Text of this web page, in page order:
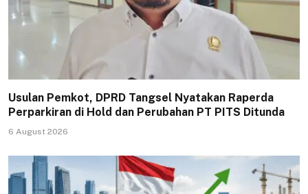
Usulan Pemkot, DPRD Tangsel Nyatakan Raperda
Perparkiran di Hold dan Perubahan PT PITS Ditunda
6 August 2026